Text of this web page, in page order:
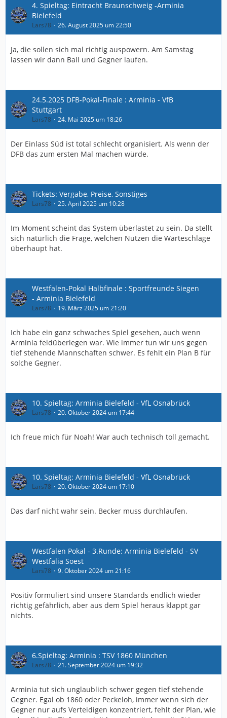
4. Spieltag: Eintracht Braunschweig -Arminia
Bielefeld
Lars78 26. August 2025 um 22:50
Ja, die sollen sich mal richtig auspowern. Am Samstag
lassen wir dann Ball und Gegner laufen.
24.5.2025 DFB-Pokal-Finale : Arminia - VfB
Stuttgart
Lars78 24. Mai 2025 um 18:26
Der Einlass Süd ist total schlecht organisiert. Als wenn der
DFB das zum ersten Mal machen würde.
Tickets: Vergabe, Preise, Sonstiges
Lars78 25. April 2025 um 10:28
Im Moment scheint das System überlastet zu sein. Da stellt
sich natürlich die Frage, welchen Nutzen die Warteschlage
überhaupt hat.
Westfalen-Pokal Halbfinale : Sportfreunde Siegen
- Arminia Bielefeld
Lars78 19. März 2025 um 21:20
Ich habe ein ganz schwaches Spiel gesehen, auch wenn
Arminia feldüberlegen war. Wie immer tun wir uns gegen
tief stehende Mannschaften schwer. Es fehlt ein Plan B für
solche Gegner.
10. Spieltag: Arminia Bielefeld - VfL Osnabrück
Lars78 20. Oktober 2024 um 17:44
Ich freue mich für Noah! War auch technisch toll gemacht.
10. Spieltag: Arminia Bielefeld - VfL Osnabrück
Lars78 20. Oktober 2024 um 17:10
Das darf nicht wahr sein. Becker muss durchlaufen.
Westfalen Pokal - 3.Runde: Arminia Bielefeld - SV
Westfalia Soest
Lars78 9. Oktober 2024 um 21:16
Positiv formuliert sind unsere Standards endlich wieder
richtig gefährlich, aber aus dem Spiel heraus klappt gar
nichts.
6.Spieltag: Arminia : TSV 1860 München
Lars78 21. September 2024 um 19:32
Arminia tut sich unglaublich schwer gegen tief stehende
Gegner. Egal ob 1860 oder Peckeloh, immer wenn sich der
Gegner nur aufs Verteidigen konzentriert, fehlt der Plan, wie